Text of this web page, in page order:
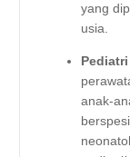
yang
usia.
anak-